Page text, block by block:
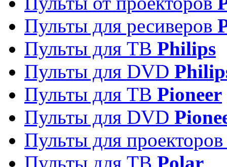
Пульты для ресиверов
Пульты для ТВ Philips
Пульты для DVD
Пульты для ТВ Pioneer
Пульты для DVD
Пульты для
Пульты для ТВ Polar